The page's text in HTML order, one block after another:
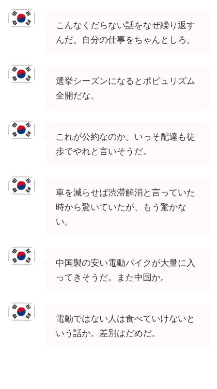
こんなくだらない話をなぜ繰り返す
んだ。自分の仕事をちゃんとしろ。
選挙シーズンになるとポピュリズム
全開だな。
これが公約なのか。いっそ配達も徒
歩でやれと言いそうだ。
車を減らせば渋滞解消と言っていた
時から驚いていたが、もう驚かな
い。
中国製の安い電動バイクが大量に入
ってきそうだ。また中国か。
電動ではない人は食べていけないと
いう話か。差別はだめだ。